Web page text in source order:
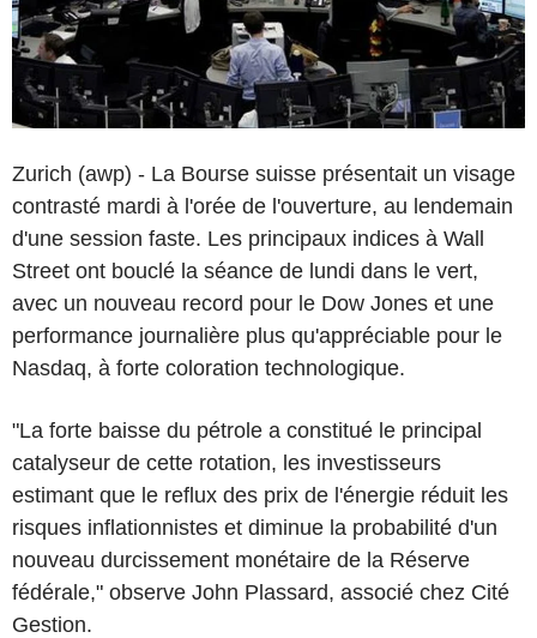
Zurich (awp) - La Bourse suisse présentait un visage
contrasté mardi à l'orée de l'ouverture, au lendemain
d'une session faste. Les principaux indices à Wall
Street ont bouclé la séance de lundi dans le vert,
avec un nouveau record pour le Dow Jones et une
performance journalière plus qu'appréciable pour le
Nasdaq, à forte coloration technologique.
"La forte baisse du pétrole a constitué le principal
catalyseur de cette rotation, les investisseurs
estimant que le reflux des prix de l'énergie réduit les
risques inflationnistes et diminue la probabilité d'un
nouveau durcissement monétaire de la Réserve
fédérale," observe John Plassard, associé chez Cité
Gestion.